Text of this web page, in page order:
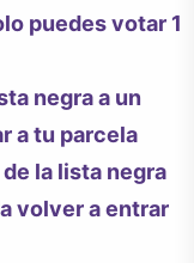
puedes votar 1
negra a un
a tu parcela
la lista negra
volver a entrar